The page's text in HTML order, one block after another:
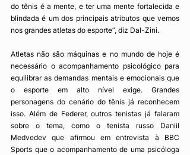
do tênis é a mente, e ter uma mente fortalecida e
blindada é um dos principais atributos que vemos
nos grandes atletas do esporte”, diz Dal-Zini.
Atletas não são máquinas e no mundo de hoje é
necessário o acompanhamento psicológico para
equilibrar as demandas mentais e emocionais que
o esporte em alto nível exige. Grandes
personagens do cenário do tênis já reconhecem
isso. Além de Federer, outros tenistas já falaram
sobre o tema, como o tenista russo Daniil
Medvedev que afirmou em entrevista à BBC
Sports que o acompanhamento de uma psicóloga